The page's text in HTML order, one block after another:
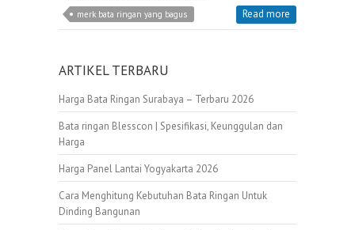
merk bata ringan yang bagus
Read more
ARTIKEL TERBARU
Harga Bata Ringan Surabaya – Terbaru 2026
Bata ringan Blesscon | Spesifikasi, Keunggulan dan
Harga
Harga Panel Lantai Yogyakarta 2026
Cara Menghitung Kebutuhan Bata Ringan Untuk
Dinding Bangunan